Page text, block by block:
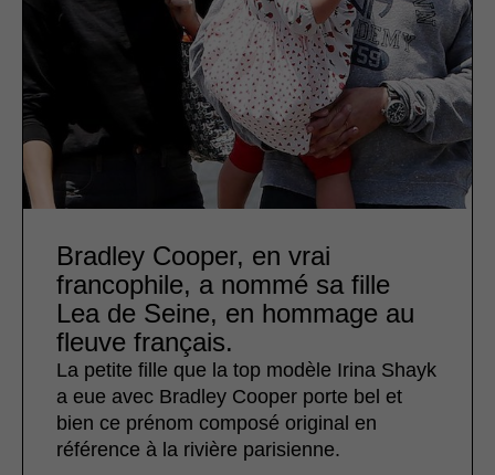
Bradley Cooper, en vrai
francophile, a nommé sa fille
Lea de Seine, en hommage au
fleuve français.
La petite fille que la top modèle Irina Shayk
a eue avec Bradley Cooper porte bel et
bien ce prénom composé original en
référence à la rivière parisienne.